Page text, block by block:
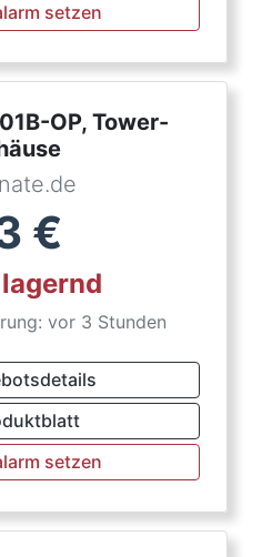
setzen
OP, Tower-
€
vor 3 Stunden
setzen